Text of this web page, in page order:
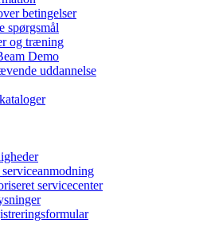
betingelser
spørgsmål
og træning
Demo
uddannelse
servicecenter